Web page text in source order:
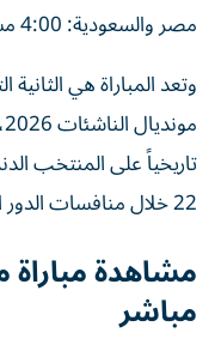
مصر والسعودية: 4:00 مساءً.
وتعد المباراة هي
22 خلال منافسات الدور الرئيسي.
مشاهدة
مباشر